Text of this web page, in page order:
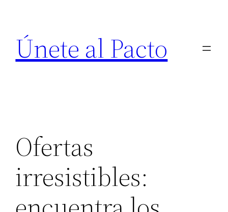
contenido
Únete al Pacto
Ofertas
irresistibles: